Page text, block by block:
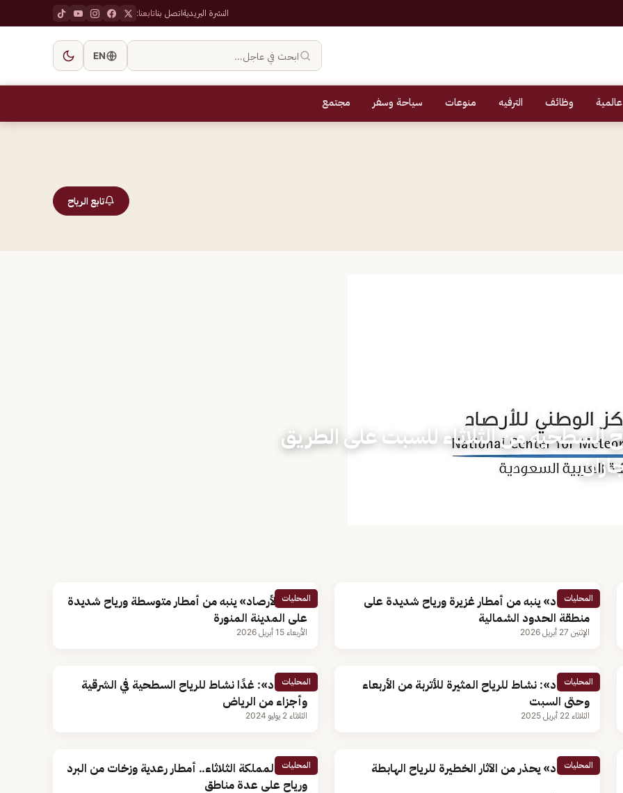
النشرة البريديةاتصل بناتابعنا:
ابحث في عاجل… EN
وظائف الترفيه منوعات سياحة وسفر مجتمع
تابع الرياح
السطحية من الثلاثاء للسبت على الطريق
المحليات
«الأرصاد» ينبه من أمطار غزيرة ورياح شديدة على
منطقة الحدود الشمالية
الإثنين 27 أبريل 2026
المحليات
مركز «الأرصاد» ينبه من أمطار متوسطة ورياح شديدة
على المدينة المنورة
الأربعاء 15 أبريل 2026
المحليات
«الأرصاد»: نشاط للرياح المثيرة للأتربة من الأربعاء
وحتى السبت
الثلاثاء 22 أبريل 2025
المحليات
«الأرصاد»: غدًا نشاط للرياح السطحية في الشرقية
وأجزاء من الرياض
الثلاثاء 2 يوليو 2024
المحليات
«الأرصاد» يحذر من الآثار الخطيرة للرياح الهابطة المحليات
طقس المملكة الثلاثاء.. أمطار رعدية وزخات من البرد
ورياح على عدة مناطق